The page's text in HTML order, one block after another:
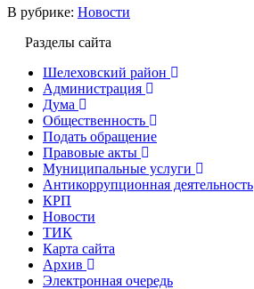
В рубрике: Новости
Разделы сайта
Шелеховский район
Администрация
Дума
Общественность
Подать обращение
Правовые акты
Муниципальные услуги
Антикоррупционная деятельность
КРП
Новости
ТИК
Карта сайта
Архив
Электронная очередь